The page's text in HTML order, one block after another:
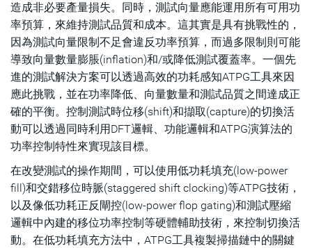
造成非必要產量損失。同時，測試向量應能運用所有可用功
率預算，來維持測試品質和成本。這其實是具有挑戰性的，
因為測試向量限制不足會違反功率預算，而過多限制則可能
導致向量數量膨脹(inflation)和/或降低測試覆蓋率。一個先
進的測試解決方案可以透過高效的功耗感知ATPG工具來因
應此挑戰，並在功率降低、向量數量和測試品質之間達成正
確的平衡。控制測試時位移(shift)和擷取(capture)的切換活
動可以透過同時利用DFT邏輯、功能邏輯和ATPG演算法的
功率控制特性來實現該目標。
在改變測試的操作期間，可以使用低功耗填充(low-power
fill)和交錯移位時脈(staggered shift clocking)等ATPG技術，
以及像低功耗正反閘控(low-power flop gating)和測試壓縮
邏輯中內建的移位功率控制等硬體輔助技術，來控制切換活
動。在低功耗填充方法中，ATPG工具複製掃描鏈中的關鍵